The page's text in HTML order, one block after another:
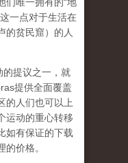
一点对于生活在
的贫民窟）的人
的提议之一，就
提供全面覆盖
的人们也可以上
运动的重心转移
如有保证的下载
价格。